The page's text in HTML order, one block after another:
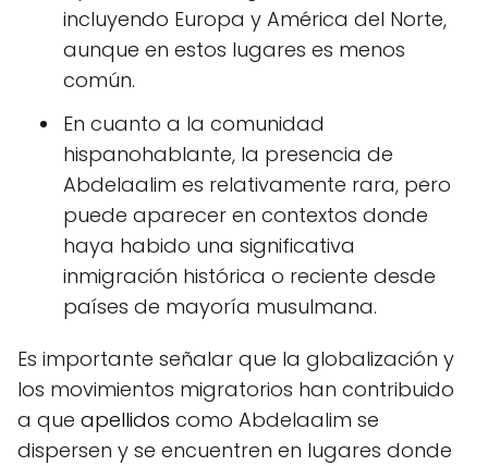
incluyendo Europa y América del Norte,
aunque en estos lugares es menos
común.
En cuanto a la comunidad
hispanohablante, la presencia de
Abdelaalim es relativamente rara, pero
puede aparecer en contextos donde
haya habido una significativa
inmigración histórica o reciente desde
países de mayoría musulmana.
Es importante señalar que la globalización y
los movimientos migratorios han contribuido
a que apellidos como Abdelaalim se
dispersen y se encuentren en lugares donde